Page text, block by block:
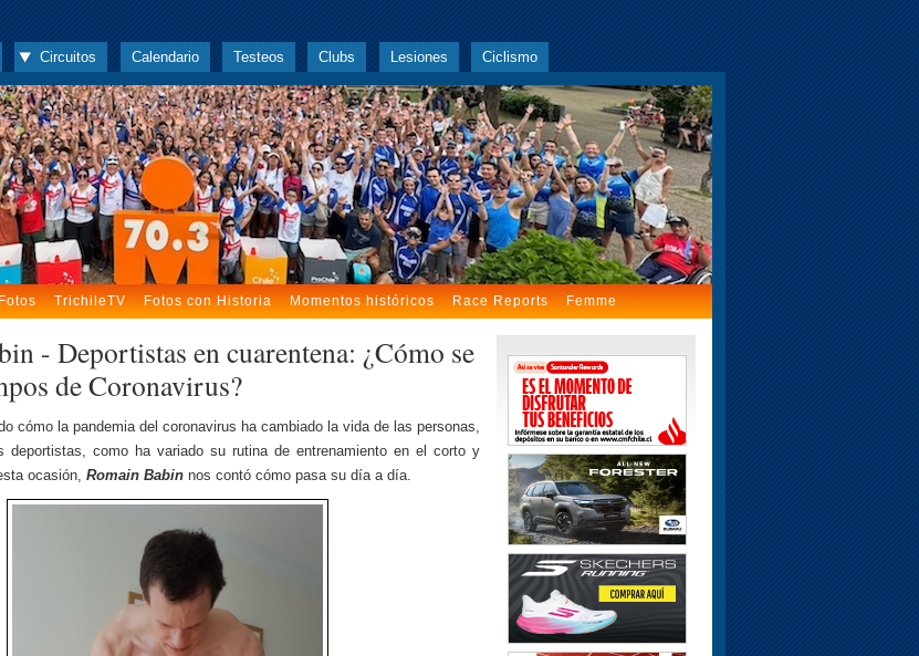
Circuitos Calendario Testeos Clubs Lesiones Ciclismo
TrichileTV Fotos con Historia Momentos históricos Race Reports Femme
- Deportistas en cuarentena: ¿Cómo se
de Coronavirus?
cómo la pandemia del coronavirus ha cambiado la vida de las personas,
como ha variado su rutina de entrenamiento en el corto y
ocasión, Romain Babin nos contó cómo pasa su día a día.